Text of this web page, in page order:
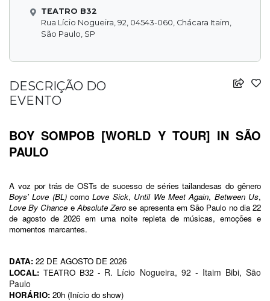
TEATRO B32
Rua Lício Nogueira, 92, 04543-060, Chácara Itaim,
São Paulo, SP
DESCRIÇÃO DO
EVENTO
BOY SOMPOB [WORLD Y TOUR] IN SÃO
PAULO
Boys' Love (BL) como Love Sick, Until We Meet Again, Between Us
Love By Chance e Absolute Zero se apresenta em São Paulo no dia 22
de agosto de 2026 em uma noite repleta de músicas, emoções e
momentos marcantes.
DATA: 22 DE AGOSTO DE 2026
LOCAL: TEATRO B32 - R. Lício Nogueira, 92 - Itaim Bibi, São
Paulo
HORÁRIO: 20h (Início do show)